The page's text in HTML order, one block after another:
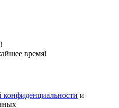
время!
конфиденциальности и